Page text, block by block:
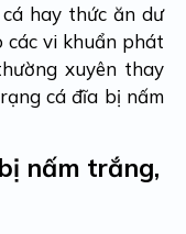
hay thức ăn dư
các vi khuẩn phát
xuyên thay
cá đĩa bị nấm
nấm trắng,